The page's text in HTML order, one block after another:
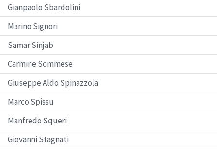
Gianpaolo Sbardolini
Marino Signori
Samar Sinjab
Carmine Sommese
Giuseppe Aldo Spinazzola
Marco Spissu
Manfredo Squeri
Giovanni Stagnati